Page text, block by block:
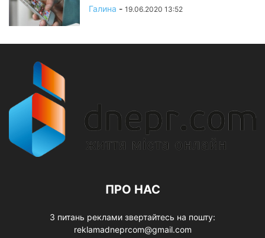
Галина - 19.06.2020 13:52
ПРО НАС
З питань реклами звертайтесь на пошту:
reklamadneprcom@gmail.com